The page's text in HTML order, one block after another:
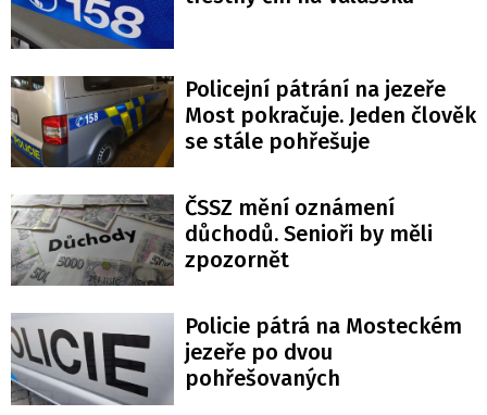
Policejní pátrání na jezeře
Most pokračuje. Jeden člověk
se stále pohřešuje
ČSSZ mění oznámení
důchodů. Senioři by měli
zpozornět
Policie pátrá na Mosteckém
jezeře po dvou
pohřešovaných